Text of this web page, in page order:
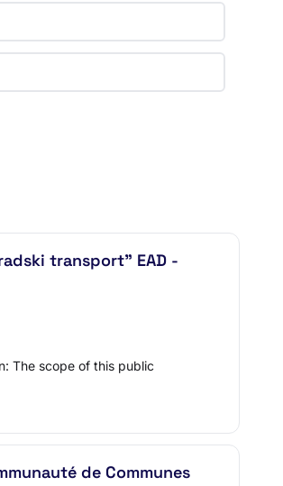
transport" EAD -
The scope of this public
de Communes